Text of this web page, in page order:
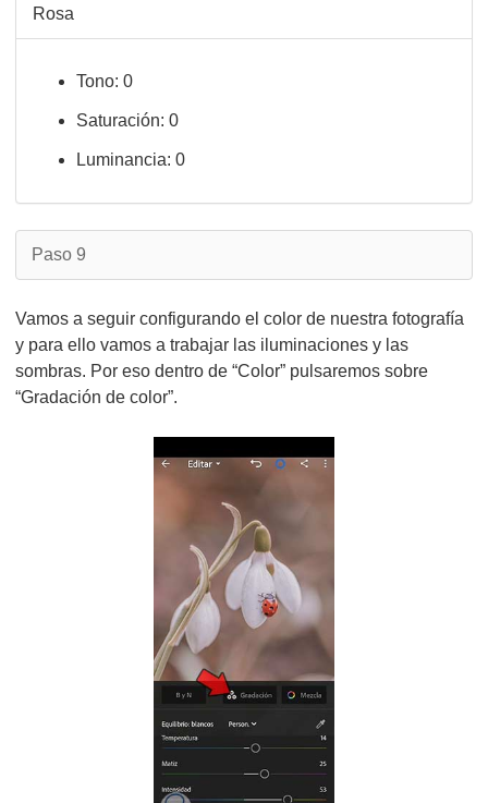
Rosa
Tono: 0
Saturación: 0
Luminancia: 0
Paso 9
Vamos a seguir configurando el color de nuestra fotografía
y para ello vamos a trabajar las iluminaciones y las
sombras. Por eso dentro de “Color” pulsaremos sobre
“Gradación de color”.